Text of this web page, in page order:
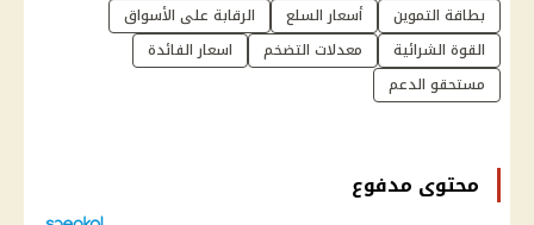
بطاقة التموين
أسعار السلع
الرقابة على الأسواق
القوة الشرائية
معدلات التضخم
اسعار الفائدة
مستحقو الدعم
محتوى مدفوع